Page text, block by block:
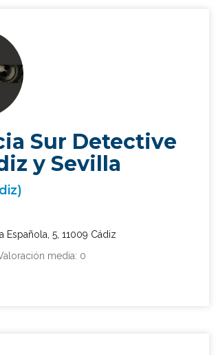
Sur Detective
y Sevilla
Española, 5, 11009 Cádiz
media: 0